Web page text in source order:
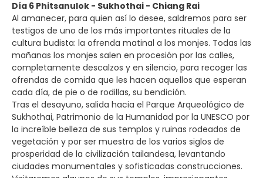
Día 6 Phitsanulok - Sukhothai - Chiang Rai
Al amanecer, para quien así lo desee, saldremos para ser
testigos de uno de los más importantes rituales de la
cultura budista: la ofrenda matinal a los monjes. Todas las
mañanas los monjes salen en procesión por las calles,
completamente descalzos y en silencio, para recoger las
ofrendas de comida que les hacen aquellos que esperan
cada día, de pie o de rodillas, su bendición.
Tras el desayuno, salida hacia el Parque Arqueológico de
Sukhothai, Patrimonio de la Humanidad por la UNESCO por
la increíble belleza de sus templos y ruinas rodeados de
vegetación y por ser muestra de los varios siglos de
prosperidad de la civilización tailandesa, levantando
ciudades monumentales y sofisticadas construcciones.